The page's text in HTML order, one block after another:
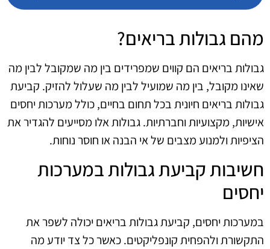
מהם גבולות בריאים?
גבולות בריאים הם קווים שמפרידים בין מה שמקובל לבין מה
שאינו מקובל, בין מה שמועיל לבין מה שעלול להזיק. קביעת
גבולות בריאים חיונית בכל תחום בחיים, כולל מערכות יחסים
אישיות, מקצועיות וחברתיות. גבולות אלו מסייעים להגדיר את
הציפיות ולמנוע מצבים של אי הבנה או חוסר נוחות.
חשיבות קביעת גבולות במערכות
יחסים
במערכות יחסים, קביעת גבולות בריאים יכולה לשפר את
התקשורת ולהפחית קונפליקטים. כאשר כל צד יודע מה